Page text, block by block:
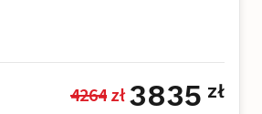
domowe
4264 zł 3835 zł